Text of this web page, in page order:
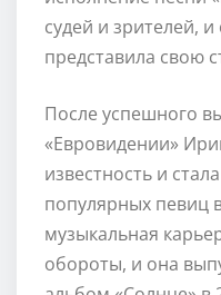
судей и зрителей,
представила свою
После успешного
«Евровидении»
известность и
популярных певиц
музыкальная
обороты, и она